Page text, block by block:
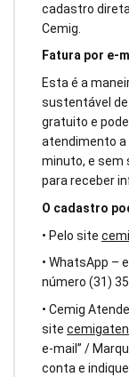
cadastro
Cemig.
Fatura por e-
Esta é a
sustentável de
gratuito e
atendimento a
minuto, e sem
para receber
O cadastro
• Pelo site
• WhatsApp –
número (31)
• Cemig
site
e-mail” /
conta e